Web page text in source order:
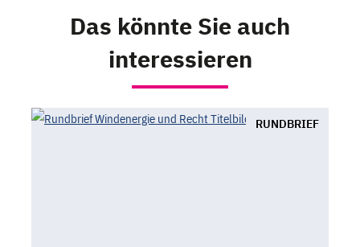
Das könnte Sie auch
interessieren
RUNDBRIEF